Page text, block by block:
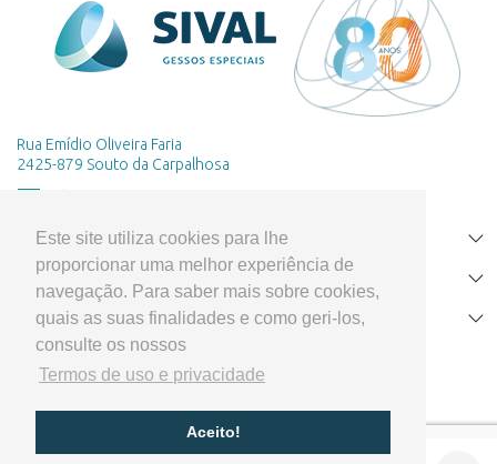
Este site utiliza cookies para lhe
proporcionar uma melhor experiência de
navegação. Para saber mais sobre cookies,
quais as suas finalidades e como geri-los,
consulte os nossos
Termos de uso e privacidade
Aceito!
Rua Emídio Oliveira Faria
2425-879 Souto da Carpalhosa
HOME
PRODUTOS
APOIO AO CLIENTE
Cofinanciado por: